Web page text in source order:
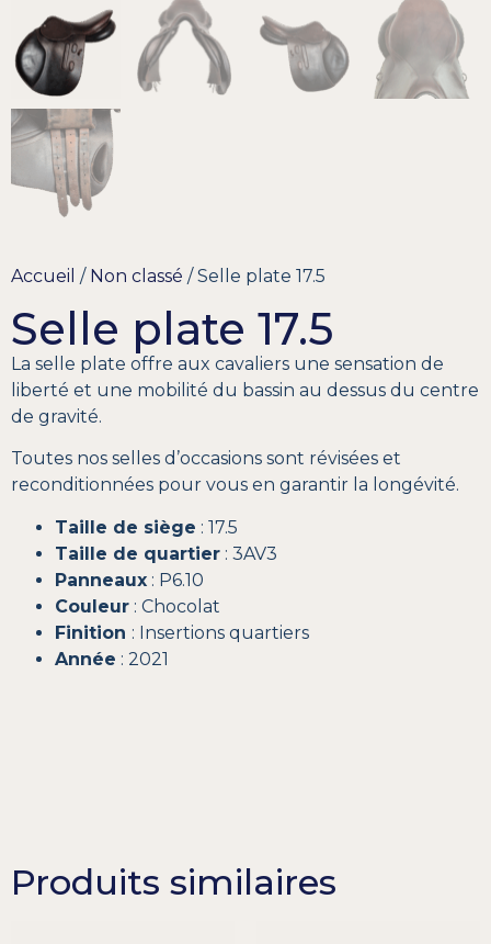
Accueil / Non classé / Selle plate 17.5
Selle plate 17.5
La selle plate offre aux cavaliers une sensation de
liberté et une mobilité du bassin au dessus du centre
de gravité.
Toutes nos selles d’occasions sont révisées et
reconditionnées pour vous en garantir la longévité.
Taille de siège : 17.5
Taille de quartier : 3AV3
Panneaux : P6.10
Couleur : Chocolat
Finition : Insertions quartiers
Année : 2021
Produits similaires